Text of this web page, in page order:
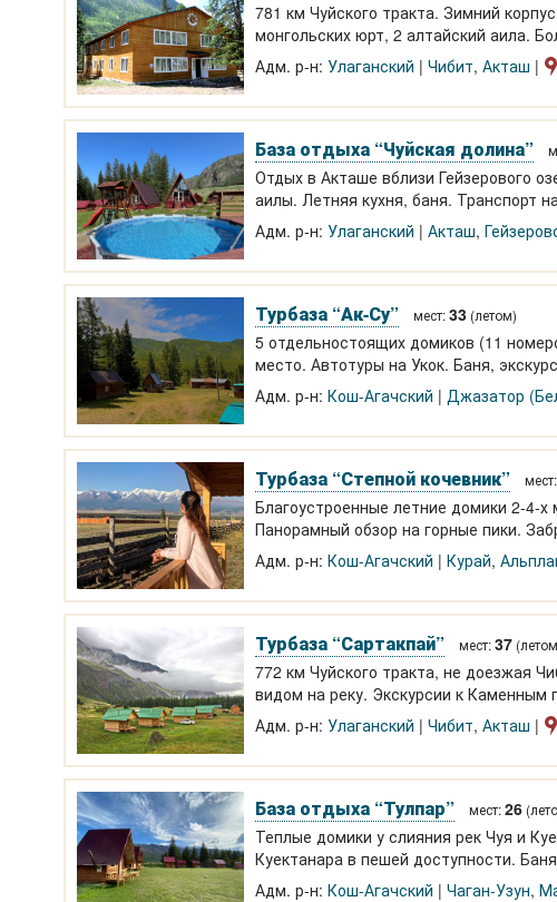
781 км Чуйского тракта. Зимний
монгольских юрт, 2 алтайский аила.
пешие маршруты. Пантовые ванны.
Адм. р-н: Улаганский Чибит, Акташ
База отдыха “Чуйская долина”
Отдых в Акташе вблизи Гейзерового
аилы. Летняя кухня, баня. Транспорт
Адм. р-н: Улаганский Акташ,
Турбаза “Ак-Су” мест:33 (летом)
5 отдельностоящих домиков (11
место. Автотуры на Укок. Баня,
Адм. р-н: Кош-Агачский Джазатор
Турбаза “Степной кочевник” мест:
Благоустроенные летние домики 2-4-
Панорамный обзор на горные пики.
Адм. р-н: Кош-Агачский Курай,
Турбаза “Сартакпай” мест:37
772 км Чуйского тракта, не доезжая
видом на реку. Экскурсии к Каменным
Адм. р-н: Улаганский Чибит, Акташ
База отдыха “Тулпар” мест:26
Теплые домики у слияния рек Чуя и
Куектанара в пешей доступности.
лошадки. Заброски, экскурсии.
Адм. р-н: Кош-Агачский Чаган-Узун,